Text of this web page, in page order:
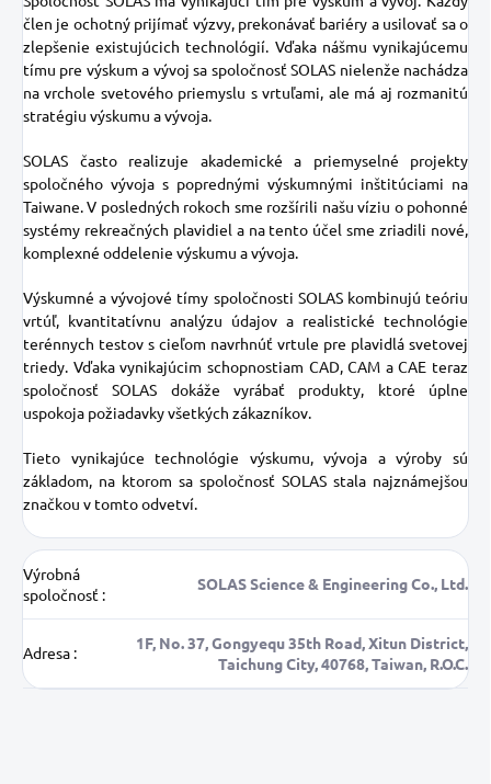
člen je ochotný prijímať výzvy, prekonávať bariéry a usilovať sa o
zlepšenie existujúcich technológií. Vďaka nášmu vynikajúcemu
tímu pre výskum a vývoj sa spoločnosť SOLAS nielenže nachádza
na vrchole svetového priemyslu s vrtuľami, ale má aj rozmanitú
stratégiu výskumu a vývoja.
SOLAS často realizuje akademické a priemyselné projekty
spoločného vývoja s poprednými výskumnými inštitúciami na
Taiwane. V posledných rokoch sme rozšírili našu víziu o pohonné
systémy rekreačných plavidiel a na tento účel sme zriadili nové,
komplexné oddelenie výskumu a vývoja.
Výskumné a vývojové tímy spoločnosti SOLAS kombinujú teóriu
vrtúľ, kvantitatívnu analýzu údajov a realistické technológie
terénnych testov s cieľom navrhnúť vrtule pre plavidlá svetovej
triedy. Vďaka vynikajúcim schopnostiam CAD, CAM a CAE teraz
spoločnosť SOLAS dokáže vyrábať produkty, ktoré úplne
uspokoja požiadavky všetkých zákazníkov.
Tieto vynikajúce technológie výskumu, vývoja a výroby sú
základom, na ktorom sa spoločnosť SOLAS stala najznámejšou
značkou v tomto odvetví.
Výrobná
spoločnosť :
SOLAS Science & Engineering Co., Ltd.
Adresa :
1F, No. 37, Gongyequ 35th Road, Xitun District,
Taichung City, 40768, Taiwan, R.O.C.